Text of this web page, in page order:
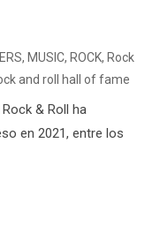
, MUSIC, ROCK, Rock
and roll hall of fame
& Roll ha
en 2021, entre los